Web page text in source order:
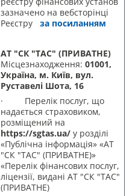
зазначено на вебсторінці
Реєстру за посиланням
АТ "СК "ТАС" (ПРИВАТНЕ)
Місцезнаходження: 01001,
Україна, м. Київ, вул.
Руставелі Шота, 16
· Перелік послуг, що
надається страховиком,
розміщений на
https://sgtas.ua/ у розділі
«Публічна інформація» «АТ
"СК "ТАС" (ПРИВАТНЕ)»
«Перелік фінансових послуг,
ліцензії, видані АТ "СК "ТАС"
(ПРИВАТНЕ)